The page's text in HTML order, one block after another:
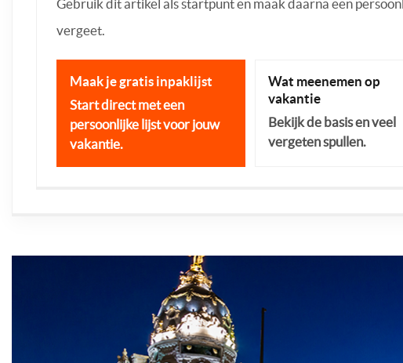
Gebruik dit artikel als startpunt en maak daarna een
vergeet.
Maak je gratis inpaklijst
Start direct met een
persoonlijke lijst voor jouw
vakantie.
Wat meenemen op
vakantie
Bekijk de basis en veel
vergeten spullen.